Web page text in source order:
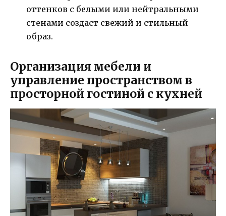
оттенков с белыми или нейтральными
стенами создаст свежий и стильный
образ.
Организация мебели и
управление пространством в
просторной гостиной с кухней